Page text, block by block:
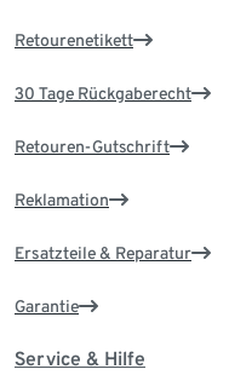
Retourenetikett
30 Tage Rückgaberecht
Retouren-Gutschrift
Reklamation
Ersatzteile & Reparatur
Garantie
Service & Hilfe